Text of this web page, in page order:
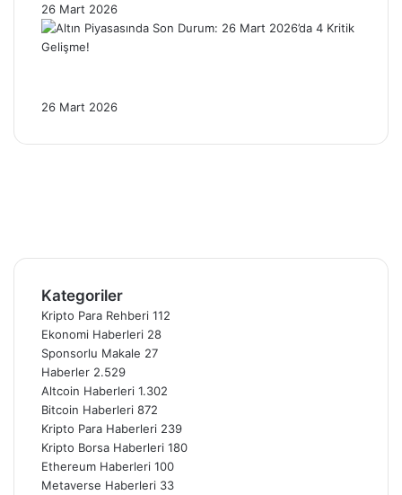
26 Mart 2026
26 Mart 2026
Kategoriler
Kripto Para Rehberi 112
Ekonomi Haberleri 28
Sponsorlu Makale 27
Haberler 2.529
Altcoin Haberleri 1.302
Bitcoin Haberleri 872
Kripto Para Haberleri 239
Kripto Borsa Haberleri 180
Ethereum Haberleri 100
Metaverse Haberleri 33